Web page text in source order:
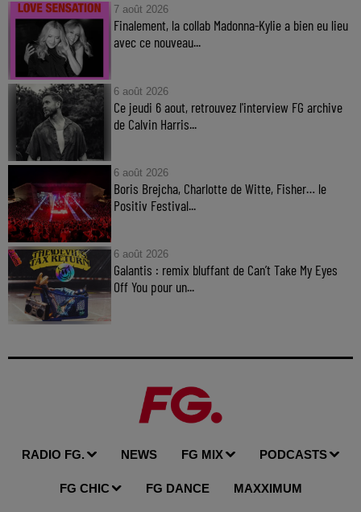
7 août 2026
Finalement, la collab Madonna-Kylie a bien eu lieu
avec ce nouveau...
6 août 2026
Ce jeudi 6 aout, retrouvez l'interview FG archive
de Calvin Harris...
6 août 2026
Boris Brejcha, Charlotte de Witte, Fisher… le
Positiv Festival...
6 août 2026
Galantis : remix bluffant de Can’t Take My Eyes
Off You pour un...
RADIO FG. NEWS FG MIX PODCASTS
FG CHIC FG DANCE MAXXIMUM